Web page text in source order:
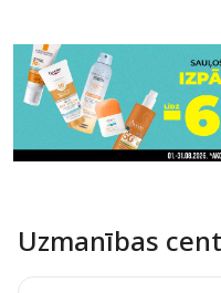
Uzmanības